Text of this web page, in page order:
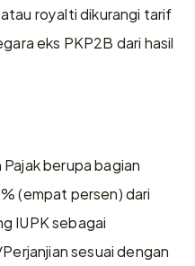
royalti dikurangi tarif
eks PKP2B dari hasil
berupa bagian
(empat persen) dari
IUPK sebagai
sesuai dengan